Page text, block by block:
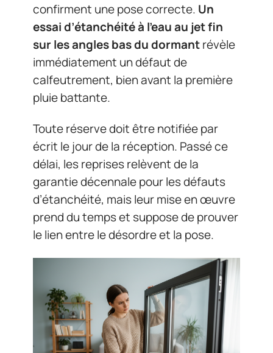
confirment une pose correcte. Un
essai d’étanchéité à l’eau au jet fin
sur les angles bas du dormantrévèle
immédiatement un défaut de
calfeutrement, bien avant la première
pluie battante.
Toute réserve doit être notifiée par
écrit le jour de la réception. Passé ce
délai, les reprises relèvent de la
garantie décennale pour les défauts
d’étanchéité, mais leur mise en œuvre
prend du temps et suppose de prouver
le lien entre le désordre et la pose.